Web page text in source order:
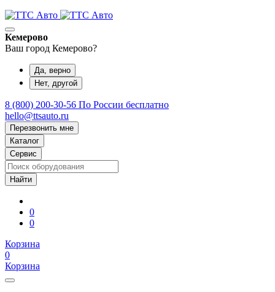
Кемерово
Ваш город Кемерово?
Да, верно
Нет, другой
8 (800) 200-30-56 По России бесплатно
hello@ttsauto.ru
Перезвонить мне
Каталог
Сервис
0
0
Корзина
0
Корзина